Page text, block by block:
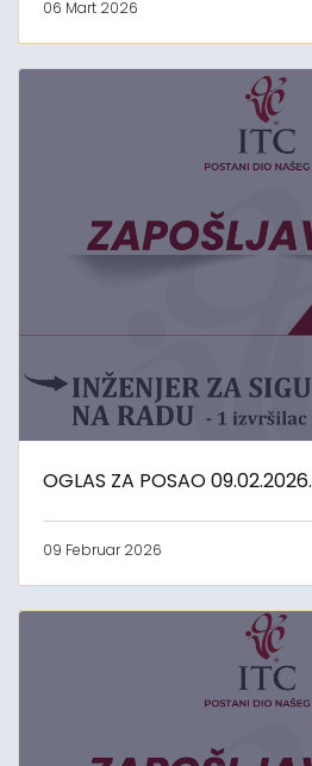
06 Mart 2026
OGLAS ZA POSAO 09.02.2026.
09 Februar 2026